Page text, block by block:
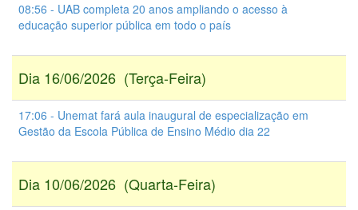
08:56 - UAB completa 20 anos ampliando o acesso à
educação superior pública em todo o país
Dia 16/06/2026 (Terça-Feira)
17:06 - Unemat fará aula inaugural de especialização em
Gestão da Escola Pública de Ensino Médio dia 22
Dia 10/06/2026 (Quarta-Feira)